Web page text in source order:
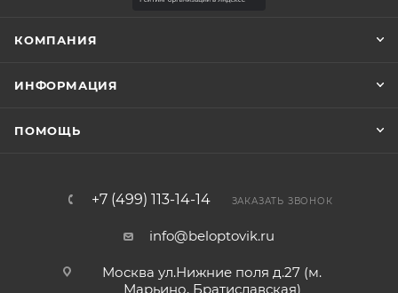
КОМПАНИЯ
ИНФОРМАЦИЯ
ПОМОЩЬ
+7 (499) 113-14-14 ЗАКАЗАТЬ ЗВОНОК
info@beloptovik.ru
Москва ул.Нижние поля д.27 (м.
Марьино, Братиславская)